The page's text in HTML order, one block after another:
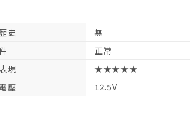
史 無
正常
現
★★★★★
壓
12.5V